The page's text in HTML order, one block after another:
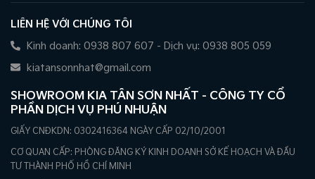
LIÊN HỆ VỚI CHÚNG TÔI
Kinh doanh: 0938 807 607 - Dịch vụ: 0938 805 059
kiatansonnhat@gmail.com
SHOWROOM KIA TÂN SƠN NHẤT - CÔNG TY CỔ
PHẦN DỊCH VỤ PHÚ NHUẬN
GIẤY CNĐKDN: 0302416364 NGÀY CẤP 02/10/2001
CƠ QUAN CẤP: PHÒNG ĐĂNG KÝ KINH DOANH SỞ KẾ HOẠCH VÀ ĐẦU
TƯ THÀNH PHỐ HỒ CHÍ MINH